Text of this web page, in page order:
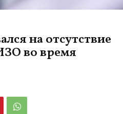
на отсутствие
во время